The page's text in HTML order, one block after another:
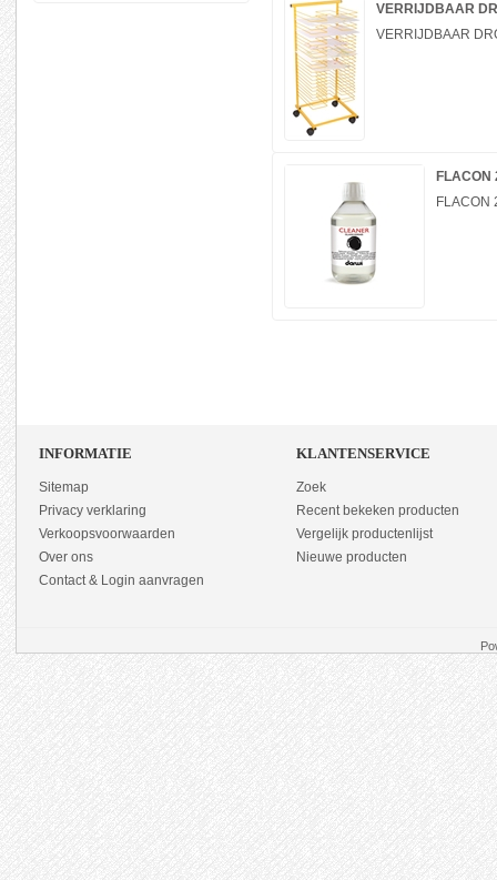
VERRIJDBAAR
VERRIJDBAAR
FLACON
FLACON
INFORMATIE
Sitemap
Privacy verklaring
Verkoopsvoorwaarden
Over ons
Contact & Login aanvragen
KLANTENSERVICE
Zoek
Recent bekeken producten
Vergelijk productenlijst
Nieuwe producten